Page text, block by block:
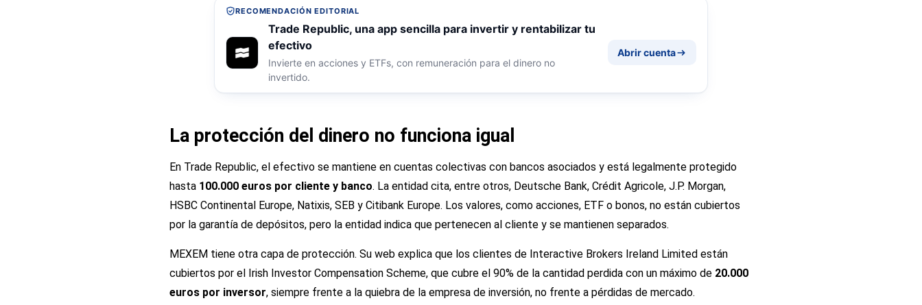
RECOMENDACIÓN EDITORIAL
Trade Republic, una app sencilla para invertir y rentabilizar tu
efectivo
Invierte en acciones y ETFs, con remuneración para el dinero no
invertido.
Abrir cuenta
La protección del dinero no funciona igual
En Trade Republic, el efectivo se mantiene en cuentas colectivas con bancos asociados y está legalmente protegido
hasta 100.000 euros por cliente y banco. La entidad cita, entre otros, Deutsche Bank, Crédit Agricole, J.P. Morgan,
HSBC Continental Europe, Natixis, SEB y Citibank Europe. Los valores, como acciones, ETF o bonos, no están cubiertos
por la garantía de depósitos, pero la entidad indica que pertenecen al cliente y se mantienen separados.
MEXEM tiene otra capa de protección. Su web explica que los clientes de Interactive Brokers Ireland Limited están
cubiertos por el Irish Investor Compensation Scheme, que cubre el 90% de la cantidad perdida con un máximo de 20.000
euros por inversor, siempre frente a la quiebra de la empresa de inversión, no frente a pérdidas de mercado.